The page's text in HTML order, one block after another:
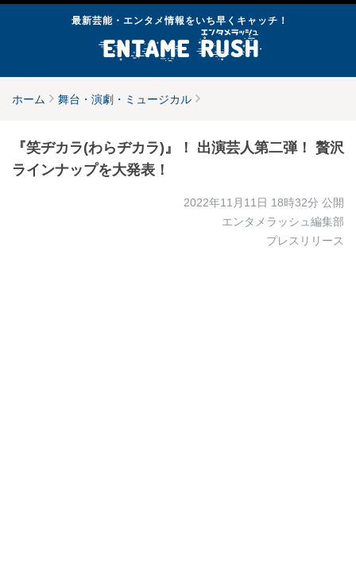
最新芸能・エンタメ情報をいち早くキャッチ！
ホーム 舞台・演劇・ミュージカル
『笑ヂカラ(わらヂカラ)』！ 出演芸人第二弾！ 贅沢
ラインナップを大発表！
2022年11月11日 18時32分 公開
エンタメラッシュ編集部
プレスリリース